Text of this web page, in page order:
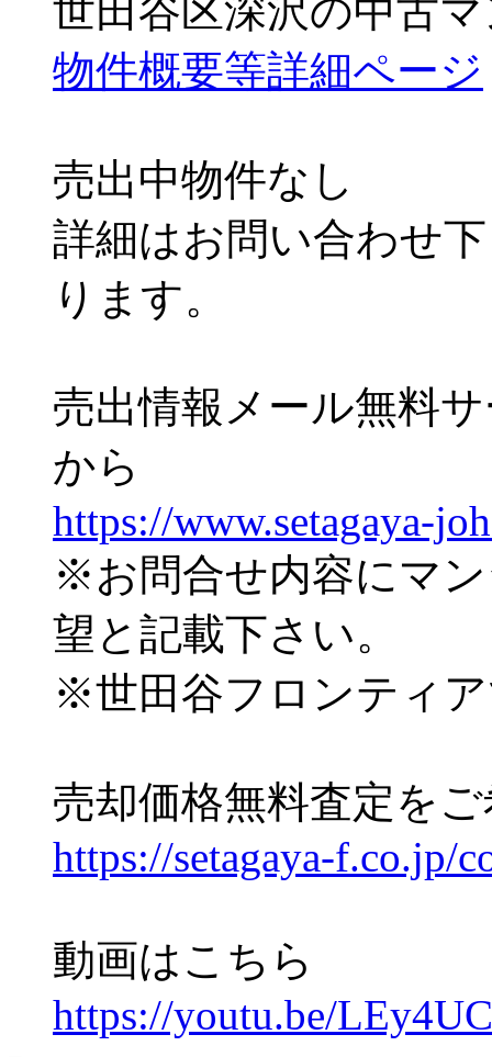
世田谷区深沢の中古
物件概要等詳細ページ
売出中物件なし
詳細はお問い合わせ
ります。
売出情報メール無料
から
https://www.setagaya-
※お問合せ内容にマ
望と記載下さい。
※世田谷フロンティ
売却価格無料査定を
https://setagaya-f.co.jp/
動画はこちら
https://youtu.be/